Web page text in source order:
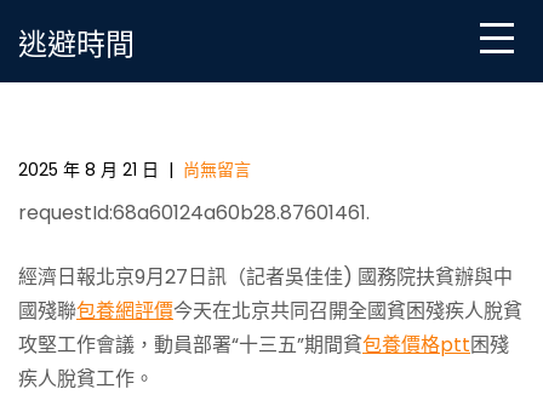
逃避時間
國務院扶貧辦:2020年如期實現貧困殘疾人脫貧_中國扶
2025 年 8 月 21 日 | 尚無留言
requestId:68a60124a60b28.87601461.
經濟日報北京9月27日訊（記者吳佳佳) 國務院扶貧辦與中
國殘聯包養網評價今天在北京共同召開全國貧困殘疾人脫貧
攻堅工作會議，動員部署“十三五”期間貧包養價格ptt困殘
疾人脫貧工作。